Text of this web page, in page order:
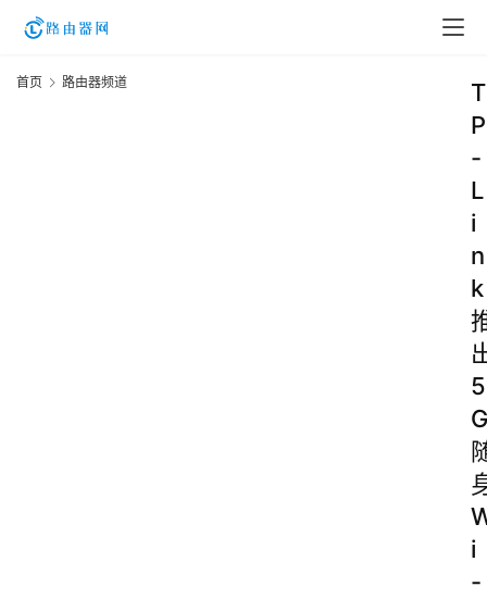
首页 路由器频道
T
P
-
L
i
n
k
5
G
i
-